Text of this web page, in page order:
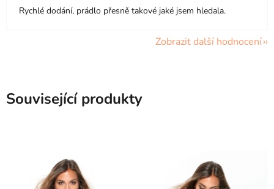
Rychlé dodání, prádlo přesně takové jaké jsem hledala.
Zobrazit další hodnocení
Související produkty